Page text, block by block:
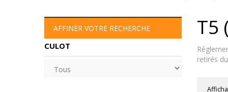
AFFINER VOTRE RECHERCHE
CULOT
T5
retirés